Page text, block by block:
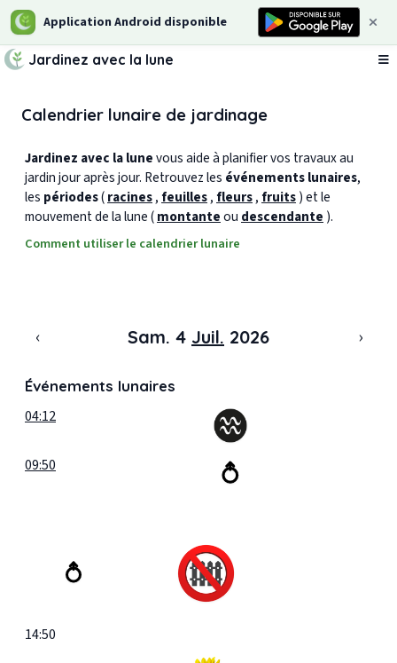
Application Android disponible
Jardinez avec la lune
Calendrier lunaire de jardinage
Jardinez avec la lunevous aide à planifier vos travaux au
jardin jour après jour. Retrouvez les événements lunaires,
les périodes(racines, feuilles, fleurs, fruits) et le
mouvement de la lune (montanteou descendante ).
Comment utiliser le calendrier lunaire
‹ Sam. 4 Juil. 2026 ›
Événements lunaires
04:12
09:50
14:50